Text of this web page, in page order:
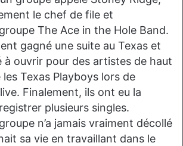
le chef de file et
The Ace in the Hole Band.
gagné une suite au Texas et
à ouvrir pour des artistes de haut
Texas Playboys lors de
Finalement, ils ont eu la
plusieurs singles.
n’a jamais vraiment décollé
sa vie en travaillant dans le